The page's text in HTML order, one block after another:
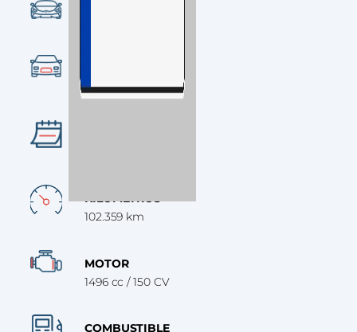
SUV
KILÓMETROS
102.359 km
MOTOR
1496 cc / 150 CV
COMBUSTIBLE